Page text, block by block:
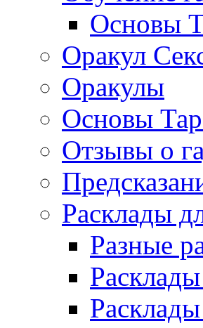
Основы
Оракул
Оракулы
Основы
Отзывы о
Расклады
Разные